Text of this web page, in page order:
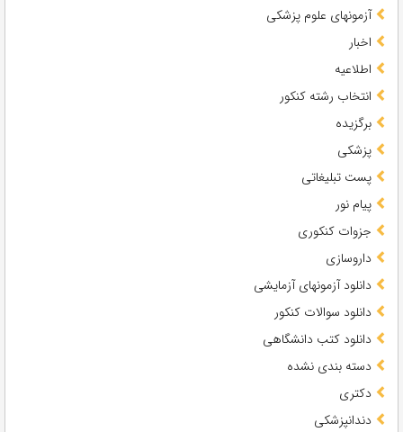
آزمونهای علوم پزشکی
اخبار
اطلاعیه
انتخاب رشته کنکور
برگزیده
پزشکی
پست تبلیغاتی
پیام نور
جزوات کنکوری
داروسازی
دانلود آزمونهای آزمایشی
دانلود سوالات کنکور
دانلود کتب دانشگاهی
دسته بندی نشده
دکتری
دندانپزشکی